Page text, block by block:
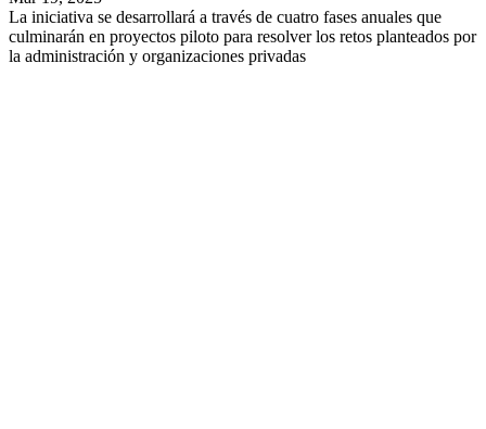
La iniciativa se desarrollará a través de cuatro fases anuales que
culminarán en proyectos piloto para resolver los retos planteados por
la administración y organizaciones privadas